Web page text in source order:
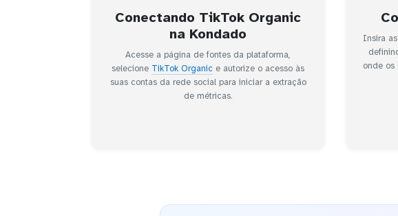
Conectando TikTok Organic
na Kondado
Acesse a página de fontes da plataforma,
selecione TikTok Organic e autorize o acesso às
suas contas da rede social para iniciar a extração
de métricas.
Insira
onde os